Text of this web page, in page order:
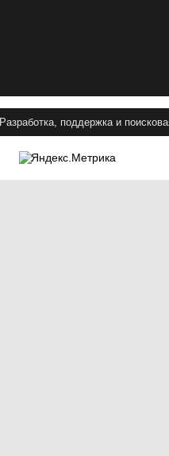
Разработка, поддержка и